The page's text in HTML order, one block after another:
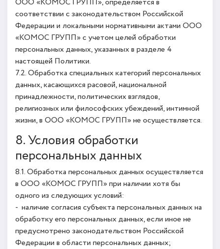
соответствии с законодательством Российской
Федерации и локальными нормативными актами ООО
«КОМОС ГРУПП» с учетом целей обработки
персональных данных, указанных в разделе 4
настоящей Политики.
7.2. Обработка специальных категорий персональных
данных, касающихся расовой, национальной
принадлежности, политических взглядов,
религиозных или философских убеждений, интимной
жизни, в ООО «КОМОС ГРУПП» не осуществляется.
8. Условия обработки
персональных данных
8.1. Обработка персональных данных осуществляется
в ООО «КОМОС ГРУПП» при наличии хотя бы
одного из следующих условий:
- наличие согласия субъекта персональных данных на
обработку его персональных данных, если иное не
предусмотрено законодательством Российской
Федерации в области персональных данных;